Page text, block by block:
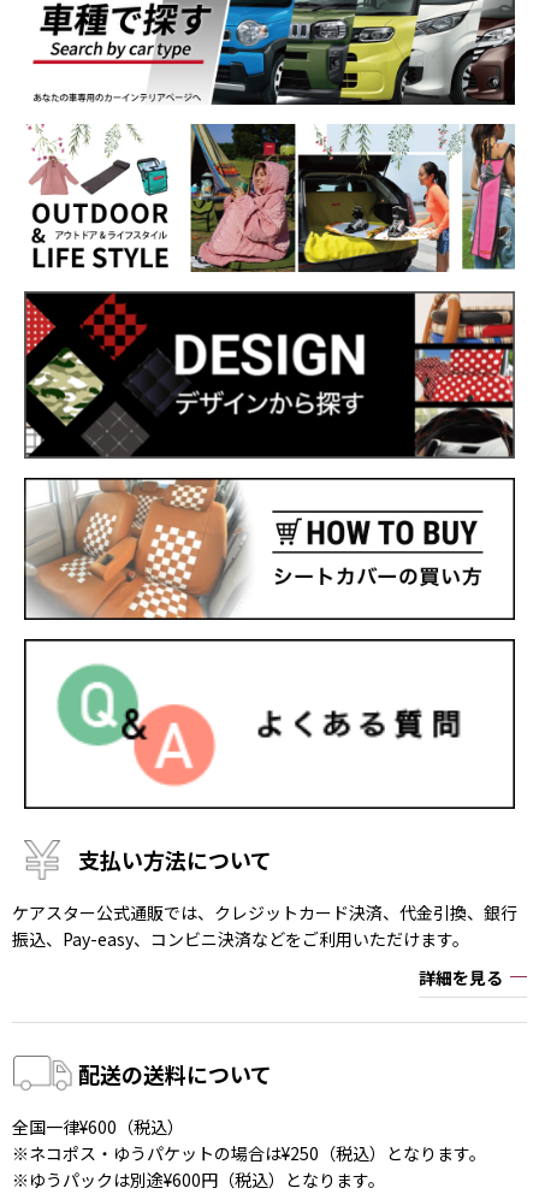
支払い方法について
ケアスター公式通販では、クレジットカード決済、代金引換、銀行
振込、Pay-easy、コンビニ決済などをご利用いただけます。
詳細を見る
配送の送料について
全国一律¥600（税込）
※ネコポス・ゆうパケットの場合は¥250（税込）となります。
※ゆうパックは別途¥600円（税込）となります。